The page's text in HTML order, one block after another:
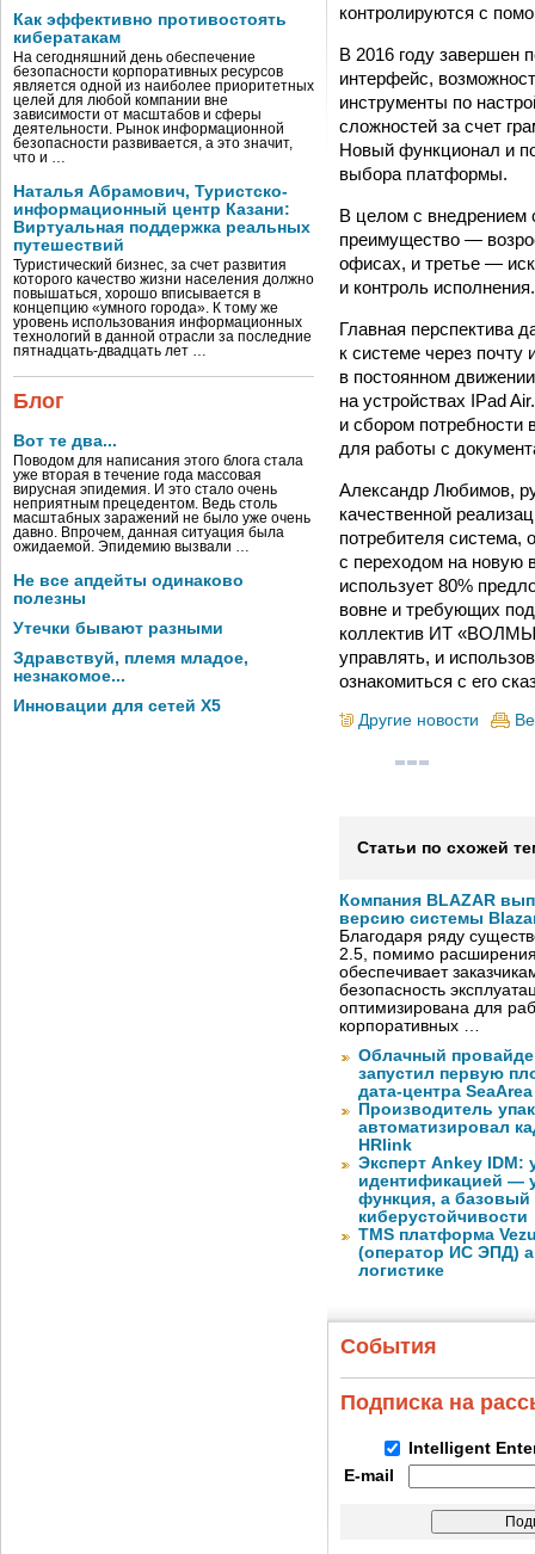
Как эффективно противостоять
кибератакам
На сегодняшний день обеспечение
безопасности корпоративных ресурсов
является одной из наиболее приоритетных
целей для любой компании вне
зависимости от масштабов и сферы
деятельности. Рынок информационной
безопасности развивается, а это значит,
что и …
Наталья Абрамович, Туристско-
информационный центр Казани:
Виртуальная поддержка реальных
путешествий
Туристический бизнес, за счет развития
которого качество жизни населения должно
повышаться, хорошо вписывается в
концепцию «умного города». К тому же
уровень использования информационных
технологий в данной отрасли за последние
пятнадцать-двадцать лет …
Блог
Вот те два...
Поводом для написания этого блога стала
уже вторая в течение года массовая
вирусная эпидемия. И это стало очень
неприятным прецедентом. Ведь столь
масштабных заражений не было уже очень
давно. Впрочем, данная ситуация была
ожидаемой. Эпидемию вызвали …
Не все апдейты одинаково
полезны
Утечки бывают разными
Здравствуй, племя младое,
незнакомое...
Инновации для сетей X5
контролируются с
В 2016 году завершен
интерфейс,
инструменты по
сложностей за счет
Новый функционал и
выбора платформы.
В целом с внедрением
преимущество —
офисах, и третье —
и контроль исполнения.
Главная перспектива
к системе через
в постоянном
на устройствах IPad
и сбором потребности
для работы с
Александр Любимов,
качественной
потребителя система,
с переходом на новую
использует 80%
вовне и требующих
коллектив ИТ
управлять, и
ознакомиться с его
Другие новости
Статьи по схожей
Компания BLAZAR
версию системы
Благодаря ряду
2.5, помимо
обеспечивает
безопасность
оптимизирована для
корпоративных …
Облачный
запустил первую
дата-центра
Производитель
автоматизировал
HRlink
Эксперт Ankey IDM:
идентификацией —
функция, а базовый
киберустойчивости
TMS платформа
(оператор ИС ЭПД)
логистике
События
Подписка на
Intelligent
E-mail